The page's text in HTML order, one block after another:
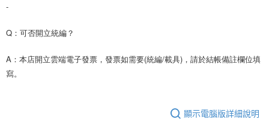
-
Q：可否開立統編？
A：本店開立雲端電子發票，發票如需要(統編/載具)，請於結帳備註欄位填
寫。
顯示電腦版詳細說明